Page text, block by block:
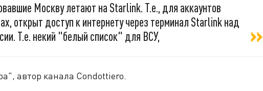
Москву летают на Starlink. Т.е., для аккаунтов
открыт доступ к интернету через терминал Starlink над
Т.е. некий "белый список" для ВСУ,
автор канала Condottiero.